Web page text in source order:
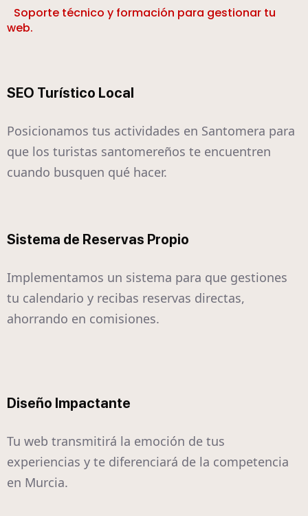
Soporte técnico y formación para gestionar tu
web.
SEO Turístico Local
Posicionamos tus actividades en Santomera para
que los turistas santomereños te encuentren
cuando busquen qué hacer.
Sistema de Reservas Propio
Implementamos un sistema para que gestiones
tu calendario y recibas reservas directas,
ahorrando en comisiones.
Diseño Impactante
Tu web transmitirá la emoción de tus
experiencias y te diferenciará de la competencia
en Murcia.